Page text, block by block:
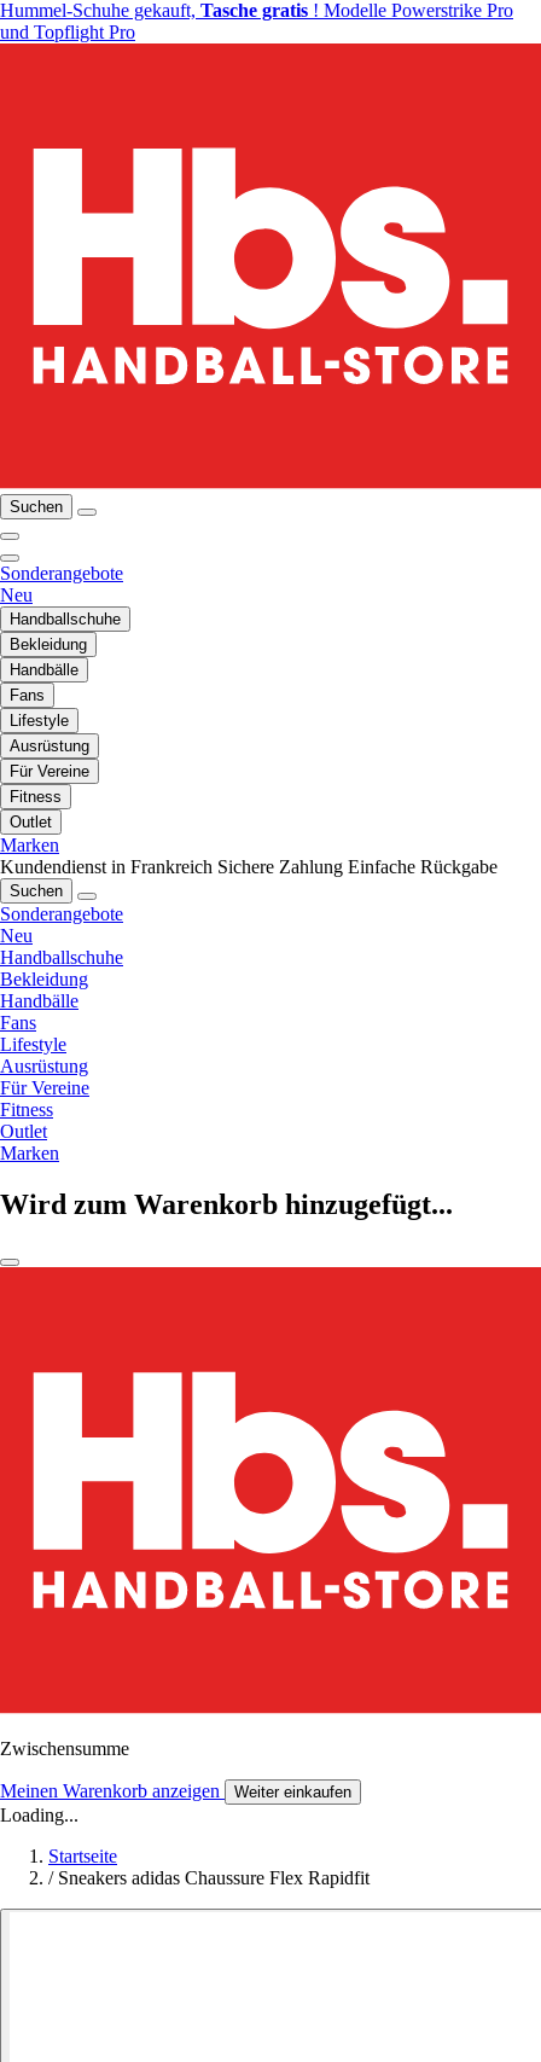
Hummel-Schuhe gekauft, Tasche gratis ! Modelle Powerstrike Pro
und Topflight Pro
Suchen
Sonderangebote
Neu
Handballschuhe
Bekleidung
Handbälle
Fans
Lifestyle
Ausrüstung
Für Vereine
Fitness
Outlet
Marken
Kundendienst in Frankreich Sichere Zahlung Einfache Rückgabe
Suchen
Sonderangebote
Neu
Handballschuhe
Bekleidung
Handbälle
Fans
Lifestyle
Ausrüstung
Für Vereine
Fitness
Outlet
Marken
Wird zum Warenkorb hinzugefügt...
Zwischensumme
Meinen Warenkorb anzeigen Weiter einkaufen
Loading...
Startseite
/ Sneakers adidas Chaussure Flex Rapidfit